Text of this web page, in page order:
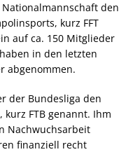
den
kurz FFT
auf ca. 150 Mitglieder
in den letzten
abgenommen.
der Bundesliga den
FTB genannt. Ihm
Nachwuchsarbeit
finanziell recht